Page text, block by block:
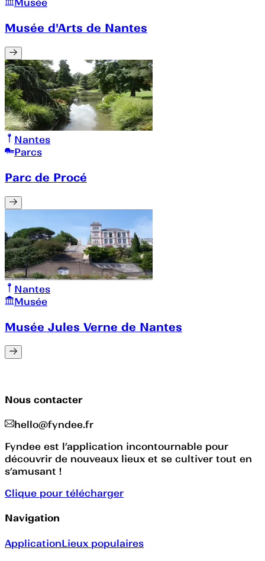
Musée
Musée d'Arts de Nantes
Nantes
Parcs
Parc de Procé
Nantes
Musée
Musée Jules Verne de Nantes
Nous contacter
hello@fyndee.fr
Fyndee est l’application incontournable pour
découvrir de nouveaux lieux et se cultiver tout en
s’amusant !
Clique pour télécharger
Navigation
ApplicationLieux populaires